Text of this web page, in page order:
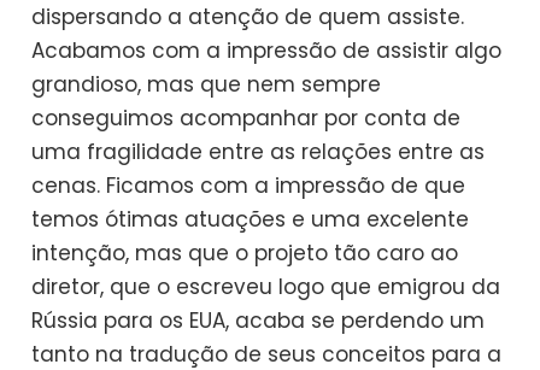
dispersando a atenção de quem assiste.
Acabamos com a impressão de assistir algo
grandioso, mas que nem sempre
conseguimos acompanhar por conta de
uma fragilidade entre as relações entre as
cenas. Ficamos com a impressão de que
temos ótimas atuações e uma excelente
intenção, mas que o projeto tão caro ao
diretor, que o escreveu logo que emigrou da
Rússia para os EUA, acaba se perdendo um
tanto na tradução de seus conceitos para a